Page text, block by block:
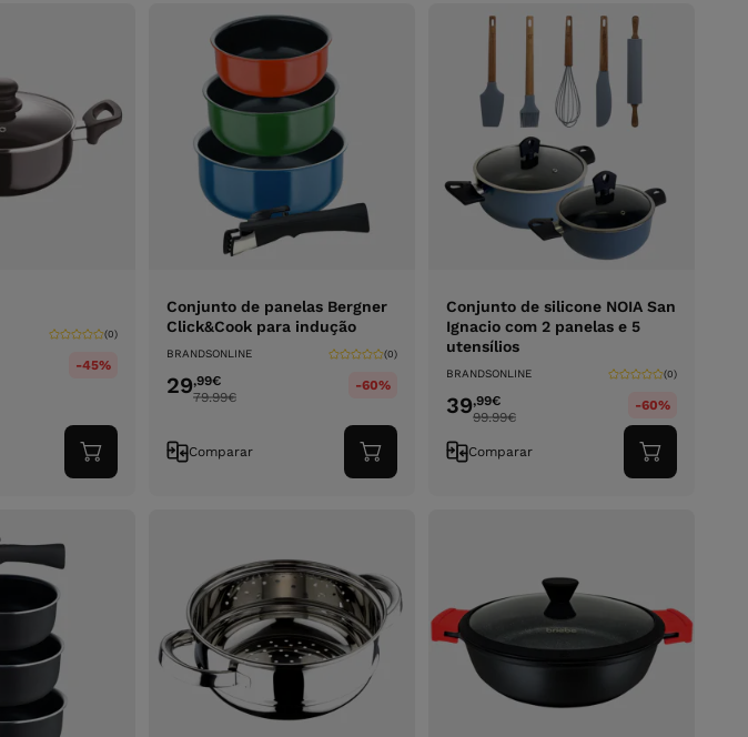
(0)
-45%
Adicionar
ao
Conjunto de panelas Bergner
Click&Cook para indução
BRANDSONLINE (0)
29,99€
79.99€
-60%
Comparar
Adicionar
ao
Conjunto de silicone NOIA San
Ignacio com 2 panelas e 5
utensílios
BRANDSONLINE (0)
39,99€
99.99€
-60%
Comparar
Adicionar
ao